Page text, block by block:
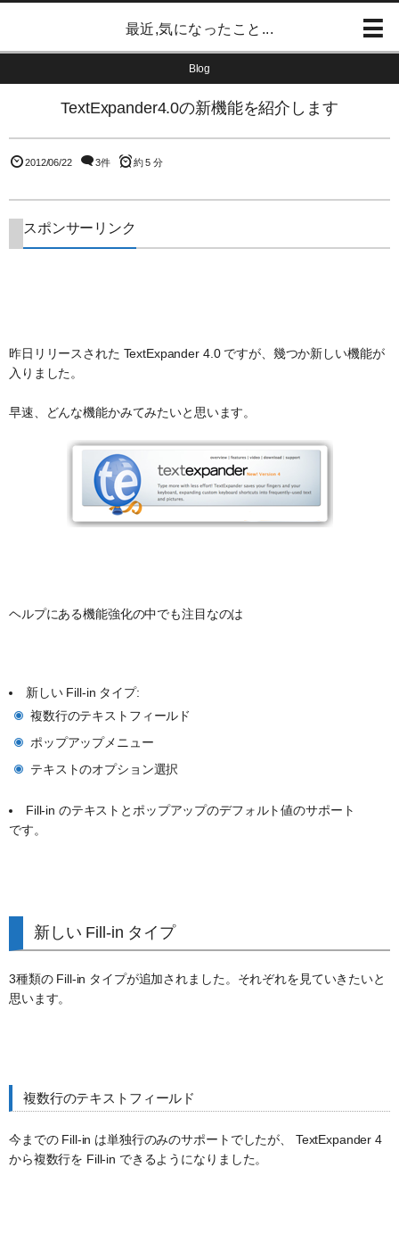
最近,気になったこと...
Blog
TextExpander4.0の新機能を紹介します
2012/06/22 3件 約 5 分
スポンサーリンク
昨日リリースされた TextExpander 4.0 ですが、幾つか新しい機能が
入りました。
早速、どんな機能かみてみたいと思います。
ヘルプにある機能強化の中でも注目なのは
新しい Fill-in タイプ:
複数行のテキストフィールド
ポップアップメニュー
テキストのオプション選択
Fill-in のテキストとポップアップのデフォルト値のサポート
です。
新しい Fill-in タイプ
3種類の Fill-in タイプが追加されました。それぞれを見ていきたいと
思います。
複数行のテキストフィールド
今までの Fill-in は単独行のみのサポートでしたが、 TextExpander 4
から複数行を Fill-in できるようになりました。